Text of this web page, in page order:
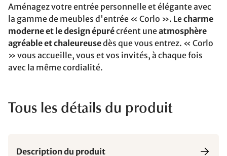
Aménagez votre entrée personnelle et élégante avec
la gamme de meubles d'entrée « Corlo ». Lecharme
moderne et le design épurécréent uneatmosphère
agréable et chaleureusedès que vous entrez. « Corlo
» vous accueille, vous et vos invités, à chaque fois
avec la même cordialité.
Tous les détails du produit
Description du produit